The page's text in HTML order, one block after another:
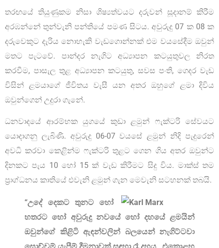
තරඟයේ තියුණුකම නිසා ශිෂ්‍යත්වයට දරුවන් සූදානම් කිරීම
අරඹන්නේ තුන්වැනි පන්තියේ පමණ සිටය. අවුරුදු 07 ක 08 ක
දරුවෙකුට දැරිය නොහැකි වැඩගොන්නක් එම වයසේදීම ඔවුන්
මතට පැටවේ. පාන්දර නැගිට අධ්‍යාපන කටයුතුවල නිරත
කරවීම, පාසැල තුළ අධ්‍යාපන කටයුතු, සවස පංති, ගෙදර වැඩ
විසින් ළමයාගේ ජීවිතය වැසී යන අතර ඔහුගේ ළමා දිවිය
ඔවුන්ගෙන් උදුරා ගැනේ.
ධනවාදයේ ආරම්භක යුගයේ කුඩා ළමුන් ෆැක්ටරි සේවයට
යොදාගනු ලැබිණි. අවුරුදු 06-07 වයසේ ළමුන් නිදි පැදුරෙන්
අවධි කරවා කෙළින්ම ෆැක්ටරි තුළට ගෙන ගිය අතර ඔවුන්ට
දිනකට පැය 10 හෝ 15 ක් වැඩ කිරීමට සිදු විය. මාක්ස් තම
ප‍්‍රාග්ධනය කාතියේ එවැනි ළමුන් ගැන මෙවැනි සටහනක් තබයි.
“උදේ දෙකට තුනට හෝ
හතරට හෝ අවුරුදු නවයේ හෝ දහයේ ළමයින්
ඔවුන්ගේ කිළිටි ඇඳන්වලින් බලයෙන් නැගිට්ටවා